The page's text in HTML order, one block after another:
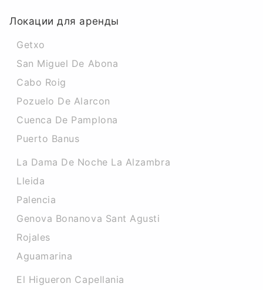
Локации для аренды
Getxo
San Miguel De Abona
Cabo Roig
Pozuelo De Alarcon
Cuenca De Pamplona
Puerto Banus
La Dama De Noche La Alzambra
Lleida
Palencia
Genova Bonanova Sant Agusti
Rojales
Aguamarina
El Higueron Capellania